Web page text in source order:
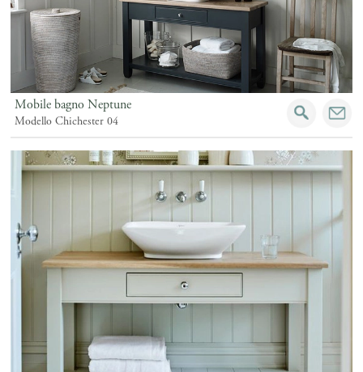
Mobile bagno Neptune
Modello Chichester 04